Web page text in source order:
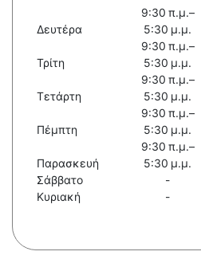
Δευτέρα
9:30 π.μ.–
5:30 μ.μ.
Τρίτη
9:30 π.μ.–
5:30 μ.μ.
Τετάρτη
9:30 π.μ.–
5:30 μ.μ.
Πέμπτη
9:30 π.μ.–
5:30 μ.μ.
Παρασκευή
9:30 π.μ.–
5:30 μ.μ.
Σάββατο
-
Κυριακή
-